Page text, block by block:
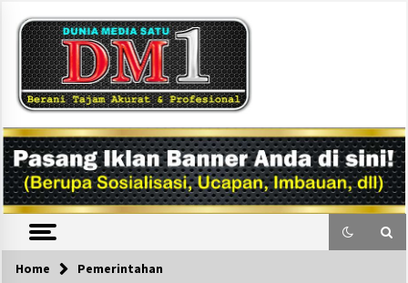
content
DM1
Home Pemerintahan